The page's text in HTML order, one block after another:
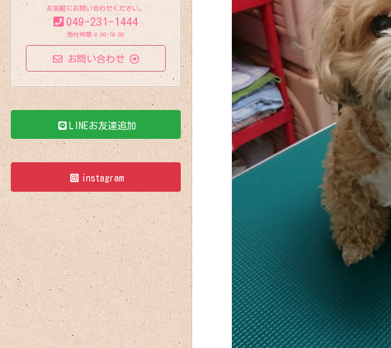
お気軽にお問い合わせください。
049-231-1444
受付時間 9:00-19:00
お問い合わせ
LINEお友達追加
instagram